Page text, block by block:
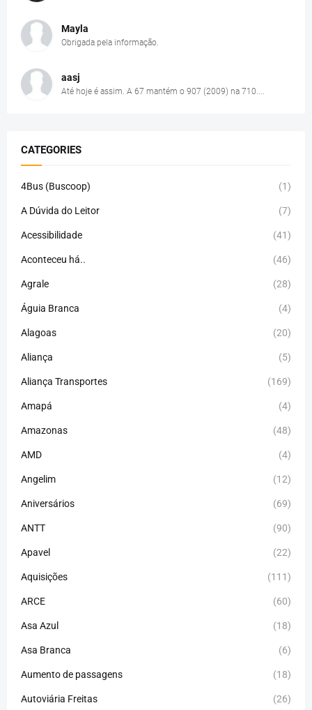
Mayla
Obrigada pela informação.
aasj
Até hoje é assim. A 67 mantém o 907 (2009) na 710....
CATEGORIES
4Bus (Buscoop) (1)
A Dúvida do Leitor (7)
Acessibilidade (41)
Aconteceu há.. (46)
Agrale (28)
Águia Branca (4)
Alagoas (20)
Aliança (5)
Aliança Transportes (169)
Amapá (4)
Amazonas (48)
AMD (4)
Angelim (12)
Aniversários (69)
ANTT (90)
Apavel (22)
Aquisições (111)
ARCE (60)
Asa Azul (18)
Asa Branca (6)
Aumento de passagens (18)
Autoviária Freitas (26)